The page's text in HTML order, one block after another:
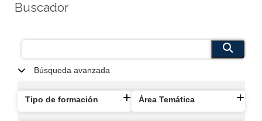
Buscador
Búsqueda avanzada
Tipo de formación Área Temática